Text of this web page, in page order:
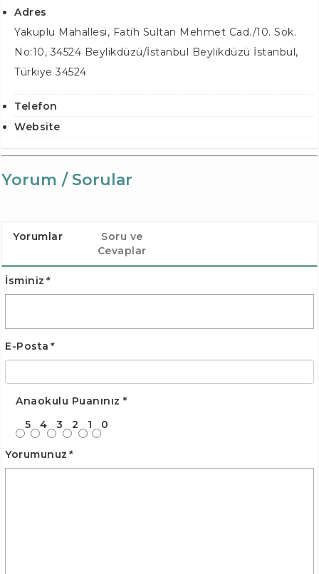
Adres
Yakuplu Mahallesi, Fatih Sultan Mehmet Cad./10. Sok.
No:10, 34524 Beylikdüzü/İstanbul Beylikdüzü İstanbul,
Türkiye 34524
Telefon
Website
Yorum / Sorular
Yorumlar
Soru ve
Cevaplar
İsminiz *
E-Posta *
Anaokulu Puanınız *
5
4 3 2 1 0
Yorumunuz *